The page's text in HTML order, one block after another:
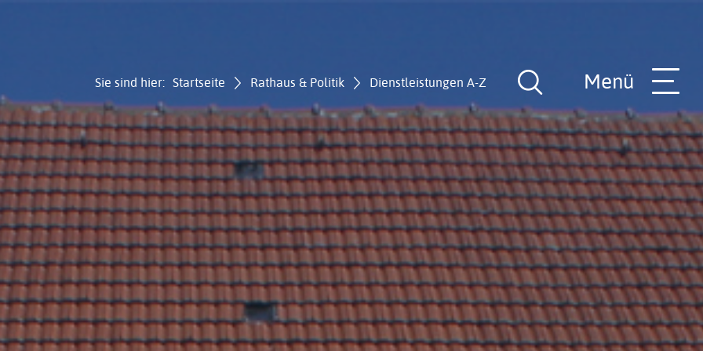
Sie sind hier: Startseite Rathaus & Politik Dienstleistungen A-Z
Suche
öffnen
Menü
Gemeinde
Rathaus-Team
Hilfe in allen Lebenslagen